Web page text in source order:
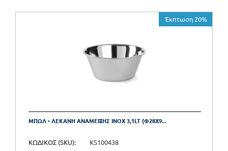
Έκπτωση 20%
ΜΠΩΛ - ΛΕΚΑΝΗ ΑΝΑΜΕΙΞΗΣ INOX 3,1LT (Φ28X9...
ΚΩΔΙΚΟΣ (SKU): KS100438